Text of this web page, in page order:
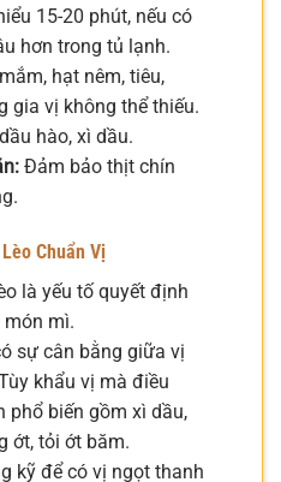
15-20 phút, nếu có
hơn trong tủ lạnh.
hạt nêm, tiêu,
gia vị không thể thiếu.
hào, xì dầu.
Đảm bảo thịt chín
Chuẩn Vị
là yếu tố quyết định
mì.
sự cân bằng giữa vị
khẩu vị mà điều
phổ biến gồm xì dầu,
ớt, tỏi ớt băm.
kỹ để có vị ngọt thanh